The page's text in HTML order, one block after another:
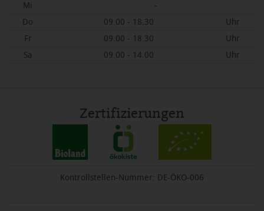
Mi
-
Do
09.00 - 18.30
Uhr
Fr
09.00 - 18.30
Uhr
Sa
09.00 - 14.00 Uhr
Zertifizierungen
Kontrollstellen-Nummer: DE-ÖKO-006